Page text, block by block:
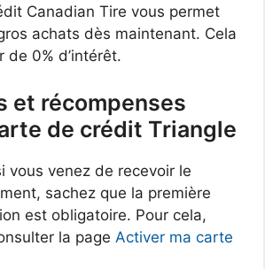
Canadian Tire vous permet
achats dès maintenant. Cela
0% d’intérêt.
et récompenses
de crédit Triangle
vous venez de recevoir le
sachez que la première
est obligatoire. Pour cela,
la page Activer ma carte